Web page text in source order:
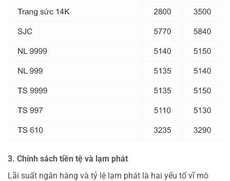
3. Chính sách tiền tệ và lạm phát
Lãi suất ngân hàng và tỷ lệ lạm phát là hai yếu tố vĩ mô